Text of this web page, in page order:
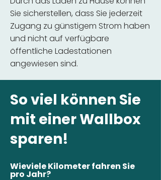
Sie sicherstellen, dass Sie jederzeit
Zugang zu günstigem Strom haben
und nicht auf verfügbare
öffentliche Ladestationen
angewiesen sind.
So viel können Sie
mit einer Wallbox
sparen!
Wieviele Kilometer fahren Sie
pro Jahr?